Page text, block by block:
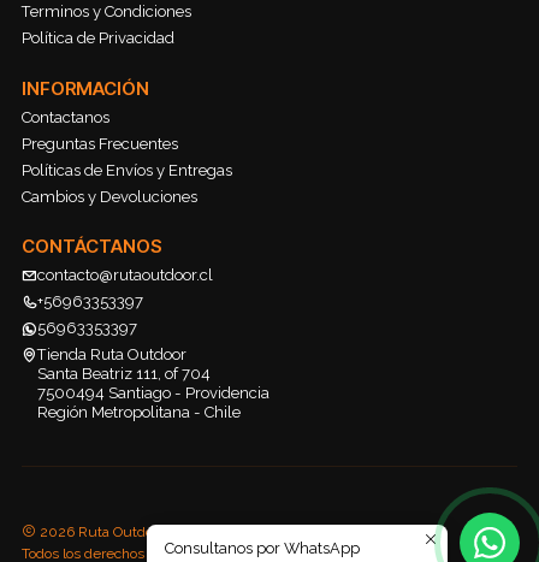
Terminos y Condiciones
Política de Privacidad
INFORMACIÓN
Contactanos
Preguntas Frecuentes
Políticas de Envíos y Entregas
Cambios y Devoluciones
CONTÁCTANOS
contacto@rutaoutdoor.cl
+56963353397
56963353397
Tienda Ruta Outdoor
Santa Beatriz 111, of 704
7500494 Santiago - Providencia
Región Metropolitana - Chile
2026 Ruta Outdoor.
Todos los derechos reservados.Desarrollado por Jumpseller
Consultanos por WhatsApp